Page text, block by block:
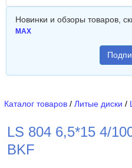
Новинки и обзоры товаров,
MAX
Каталог товаров / Литые диски /
LS 804 6,5*15 4/
BKF